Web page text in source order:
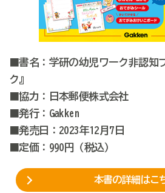
■書名：学研の幼児ワーク非認知
ク』
■協力：日本郵便株式会社
■発行：Gakken
■発売日：2023年12月7日
■定価：990円（税込）
本書の詳細はこ